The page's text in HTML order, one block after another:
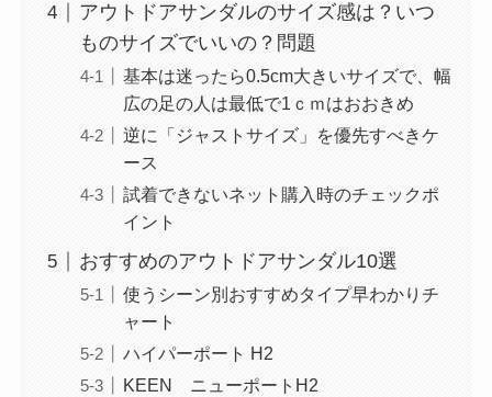
アウトドアサンダルのサイズ感は？いつ
ものサイズでいいの？問題
基本は迷ったら0.5cm大きいサイズで、幅
広の足の人は最低で1ｃｍはおおきめ
逆に「ジャストサイズ」を優先すべきケ
ース
試着できないネット購入時のチェックポ
イント
おすすめのアウトドアサンダル10選
使うシーン別おすすめタイプ早わかりチ
ャート
ハイパーポート H2
KEEN ニューポートH2